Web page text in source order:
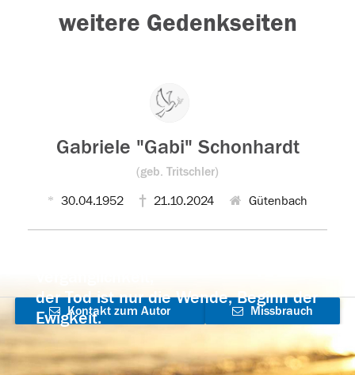
weitere Gedenkseiten
Gabriele "Gabi" Schonhardt
(geb. Tritschler)
30.04.1952 21.10.2024 Gütenbach
der Tod ist nur die Wende, Beginn der
Ewigkeit.
Kontakt zum Autor
aufnehmen
Missbrauch